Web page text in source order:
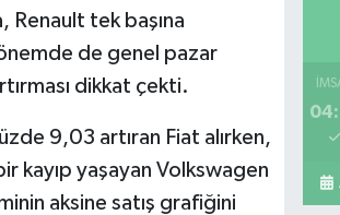
Renault tek başına
de genel pazar
dikkat çekti.
9,03 artıran Fiat alırken,
kayıp yaşayan Volkswagen
aksine satış grafiğini